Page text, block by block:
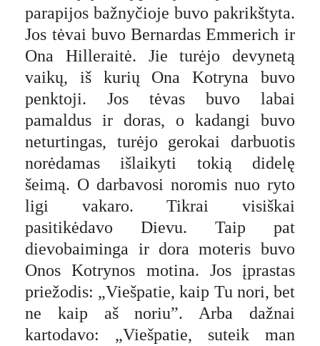
parapijos bažnyčioje buvo pakrikštyta.
Jos tėvai buvo Bernardas Emmerich ir
Ona Hilleraitė. Jie turėjo devynetą
vaikų, iš kurių Ona Kotryna buvo
penktoji. Jos tėvas buvo labai
pamaldus ir doras, o kadangi buvo
neturtingas, turėjo gerokai darbuotis
norėdamas išlaikyti tokią didelę
šeimą. O darbavosi noromis nuo ryto
ligi vakaro. Tikrai visiškai
pasitikėdavo Dievu. Taip pat
dievobaiminga ir dora moteris buvo
Onos Kotrynos motina. Jos įprastas
priežodis: „Viešpatie, kaip Tu nori, bet
ne kaip aš noriu”. Arba dažnai
kartodavo: „Viešpatie, suteik man